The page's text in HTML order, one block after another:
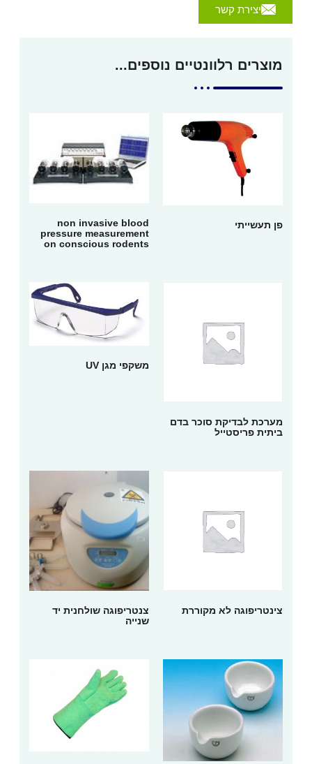
יצירת קשר
מוצרים רלוונטיים נוספים...
פן תעשייתי
non invasive blood
pressure measurement
on conscious rodents
מערכת לבדיקת סוכר בדם
ביתית פריסטייל
משקפי מגן UV
צינטריפוגה לא מקוררת
צנטריפוגה שולחנית יד
שנייה